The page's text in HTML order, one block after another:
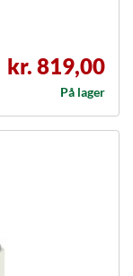
kr. 819,00
På lager